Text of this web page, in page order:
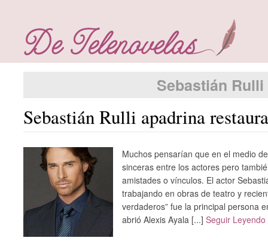
Sebastián Rulli
Sebastián Rulli apadrina
Muchos pensarían que en el medio
sinceras entre los actores pero
amistades o vínculos. El actor
trabajando en obras de teatro y
verdaderos” fue la principal persona
abrió Alexis Ayala [...]Seguir